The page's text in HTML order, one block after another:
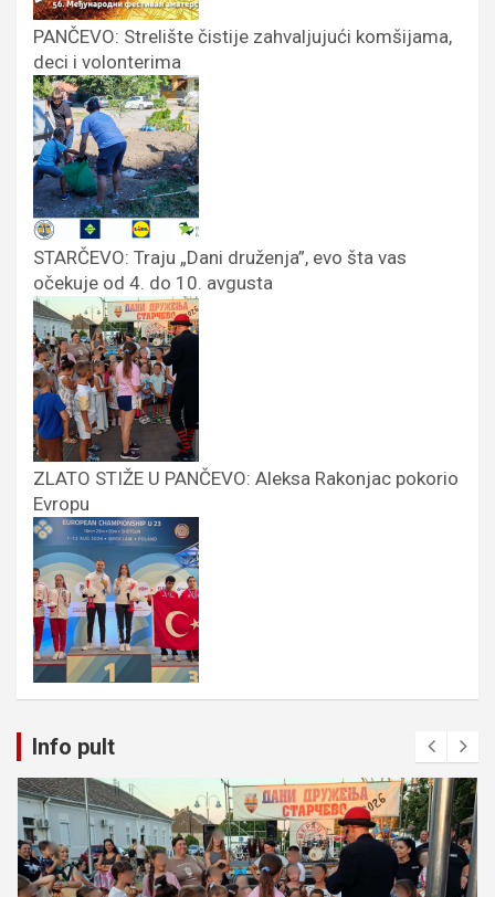
PANČEVO: Strelište čistije zahvaljujući komšijama,
deci i volonterima
STARČEVO: Traju „Dani druženja”, evo šta vas
očekuje od 4. do 10. avgusta
ZLATO STIŽE U PANČEVO: Aleksa Rakonjac pokorio
Evropu
Info pult